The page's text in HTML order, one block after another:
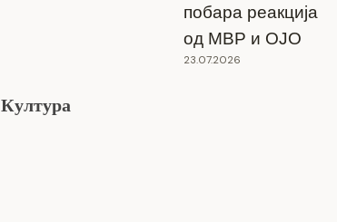
побара реакција
од МВР и ОЈО
23.07.2026
Култура